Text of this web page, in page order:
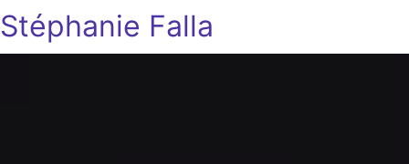
Stéphanie Falla